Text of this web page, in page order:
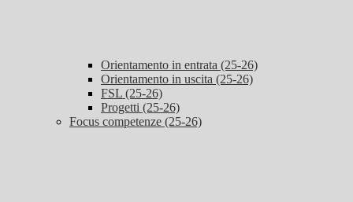
Orientamento in entrata (25-26)
Orientamento in uscita (25-26)
FSL (25-26)
Progetti (25-26)
Focus competenze (25-26)